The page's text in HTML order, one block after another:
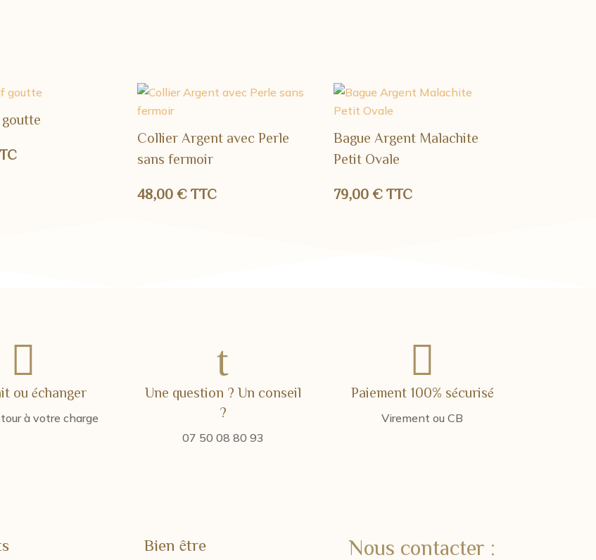
Collier Argent avec Perle
sans fermoir
48,00€ TTC
Bague Argent Malachite
Petit Ovale
79,00€ TTC

ou échanger
à votre charge
t
Une question ? Un conseil
?
07 50 08 80 93

Paiement 100% sécurisé
Virement ou CB
Bien être Nous contacter :